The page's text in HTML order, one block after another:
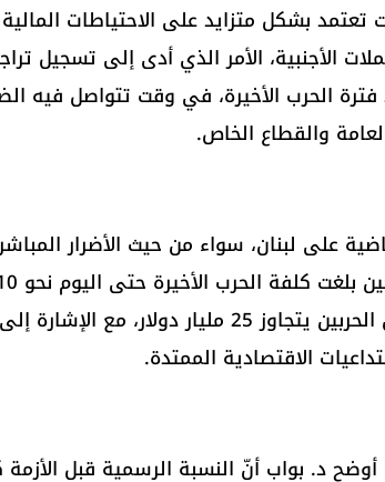
تعتمد بشكل متزايد على الاحتياطات
الأجنبية، الأمر الذي أدى إلى تسجيل
دولار بعد فترة الحرب الأخيرة، في وقت تتواصل
والقطاع الخاص.
على لبنان، سواء من حيث الأضرار
إجمالي الخسائر المتراكمة من الحربين يتجاوز
الاقتصادية الممتدة.